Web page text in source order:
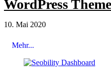
WordPress Theme
10. Mai 2020
Mehr...